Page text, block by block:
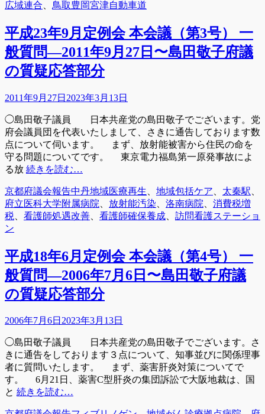
テ
リ
ー
グ
広域連合 鳥取豊岡宮津自動車道
平成23年9月定例会 本会議（第3号） 一
般質問―2011年9月27日〜島田敬子府議
の質疑応答部分
投
日
2011年9月27日 2023年3月13日
◯島田敬子議員 日本共産党の島田敬子でございます。党
府会議員団を代表いたしまして、さきに通告しております数
点について伺います。 まず、放射能被害から住民の命を
守る問題についてです。 東京電力福島第一原発事故によ
る放 続きを読む…
カ
テ
ゴ
リ
京都府議会報告タ
グ
中丹地域医療再生 地域包括ケア 太秦駅
府立医科大学附属病院
放射能汚染 洛南病院
消費税増
税
看護師処遇改善 看護師確保養成
訪問看護ステーショ
ン
平成18年6月定例会 本会議（第4号） 一
般質問―2006年7月6日〜島田敬子府議
の質疑応答部分
投
日
2006年7月6日 2023年3月13日
◯島田敬子議員 日本共産党の島田敬子でございます。さ
きに通告をしております３点について、知事並びに関係理事
者に質問いたします。 まず、薬害肝炎対策についてで
す。 6月21日、薬害C型肝炎の集団訴訟で大阪地裁は、国
と 続きを読む…